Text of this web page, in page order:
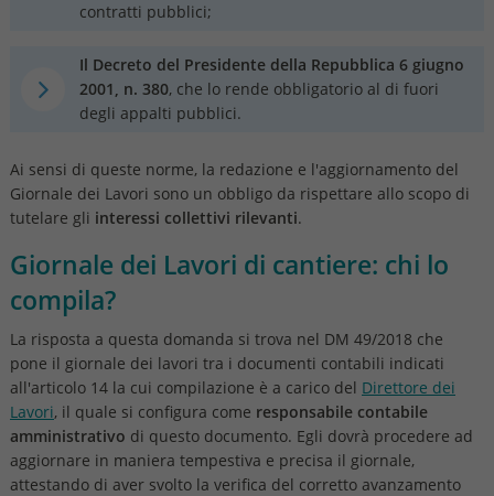
contratti pubblici;
Il Decreto del Presidente della Repubblica 6 giugno
2001, n. 380, che lo rende obbligatorio al di fuori
degli appalti pubblici.
Ai sensi di queste norme, la redazione e l'aggiornamento del
Giornale dei Lavori sono un obbligo da rispettare allo scopo di
tutelare gli interessi collettivi rilevanti.
Giornale dei Lavori di cantiere: chi lo
compila?
La risposta a questa domanda si trova nel DM 49/2018 che
pone il giornale dei lavori tra i documenti contabili indicati
all'articolo 14 la cui compilazione è a carico del Direttore dei
Lavori, il quale si configura come responsabile contabile
amministrativo di questo documento. Egli dovrà procedere ad
aggiornare in maniera tempestiva e precisa il giornale,
attestando di aver svolto la verifica del corretto avanzamento